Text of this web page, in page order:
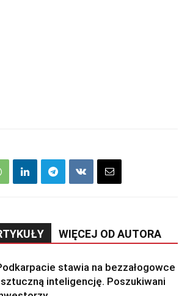
WIĘCEJ OD AUTORA
stawia na bezzałogowce
inteligencję. Poszukiwani